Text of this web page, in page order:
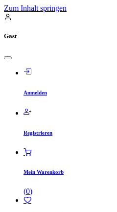
Zum Inhalt springen
Gast
Anmelden
Registrieren
Mein Warenkorb
(0)